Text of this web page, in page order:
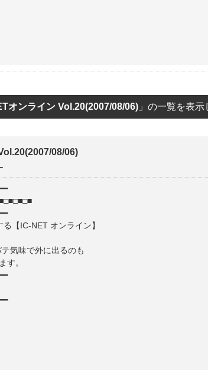
オンライン Vol.20(2007/08/06)」の一覧を表示
08/06)
【IC-NET オンライン】
気味で外に出るのも
す。